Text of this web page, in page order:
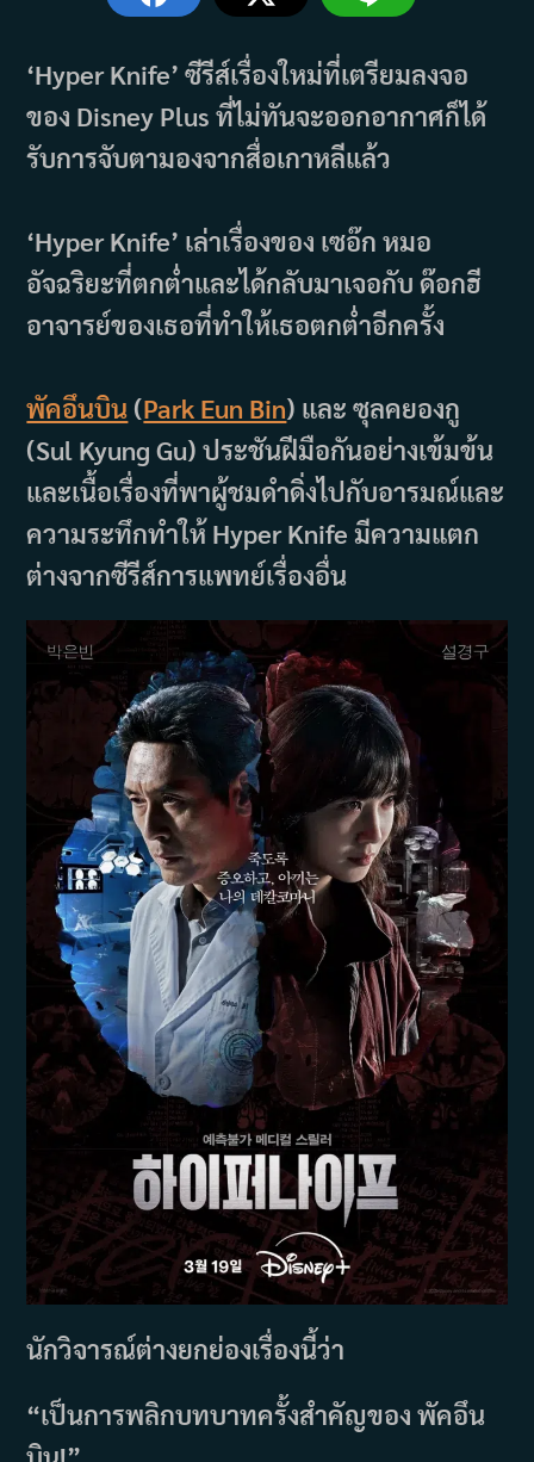
‘Hyper Knife’ ซีรีส์เรื่องใหม่ที่เตรียมลงจอ
ของ Disney Plus ที่ไม่ทันจะออกอากาศก็ได้
รับการจับตามองจากสื่อเกาหลีแล้ว
‘Hyper Knife’ เล่าเรื่องของ เซอ๊ก หมอ
อัจฉริยะที่ตกต่ำและได้กลับมาเจอกับ ด๊อกฮี
อาจารย์ของเธอที่ทำให้เธอตกต่ำอีกครั้ง
พัคอึนบิน (Park Eun Bin) และ ซุลคยองกู
(Sul Kyung Gu) ประชันฝีมือกันอย่างเข้มข้น
และเนื้อเรื่องที่พาผู้ชมดำดิ่งไปกับอารมณ์และ
ความระทึกทำให้ Hyper Knife มีความแตก
ต่างจากซีรีส์การแพทย์เรื่องอื่น
นักวิจารณ์ต่างยกย่องเรื่องนี้ว่า
“เป็นการพลิกบทบาทครั้งสำคัญของ พัคอึน